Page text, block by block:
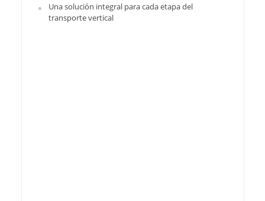
Una solución integral para cada etapa del
transporte vertical